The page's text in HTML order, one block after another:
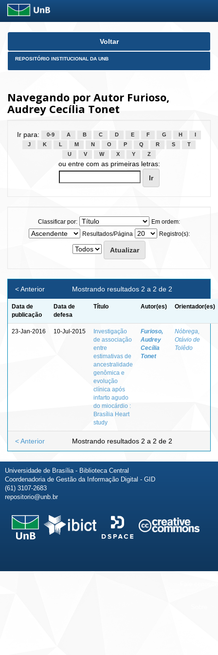
Skip
Voltar
REPOSITÓRIO INSTITUCIONAL DA UNB
Navegando por Autor Furioso,
Audrey Cecília Tonet
Ir para: 0-9 A B C D E F G H
J
K L M N O P Q R S
T
U
V W X Y Z
ou entre com as primeiras letras:
Classificar por:
Em ordem:
Resultados/Página
Registro(s):
Mostrando resultados 2 a 2 de 2
< Anterior
Data de
publicação
Data de
defesa
Título Autor(es) Orientador(es)
23-Jan-2016 10-Jul-2015
Investigação
de associação
entre
estimativas de
ancestralidade
genômica e
evolução
clínica após
infarto agudo
do miocárdio :
Brasília Heart
study
Furioso,
Audrey
Cecília
Tonet
Nóbrega,
Otávio de
Tolêdo
Mostrando resultados 2 a 2 de 2
< Anterior
Universidade de Brasília - Biblioteca Central
Coordenadoria de Gestão da Informação Digital - GID
(61) 3107-2683
repositorio@unb.br